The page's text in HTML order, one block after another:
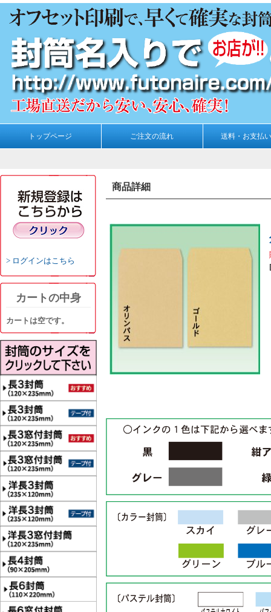
トップページ ご注文の流れ 送料・お支払
ログインはこちら
カートの中身
カートは空です。
商品詳細